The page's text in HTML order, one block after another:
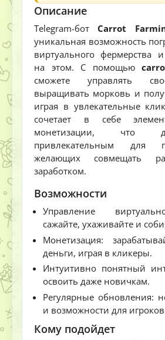
Описание
Telegram-ботCarrot
уникальная возможность
виртуального фермерства
на этом. С помощью
сможете управлять
выращивать морковь и
играя в увлекательные
сочетает в себе
монетизации, что
привлекательным для
желающих совмещать
заработком.
Возможности
Управление
сажайте, ухаживайте и
Монетизация:
деньги, играя в кликеры.
Интуитивно понятный
освоить даже новичкам.
Регулярные обновления:
и возможности для
Кому подойдет